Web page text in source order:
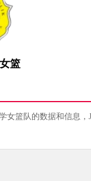
篮
女篮队的数据和信息